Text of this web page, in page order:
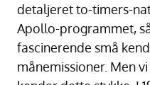
detaljeret to-timers-
Apollo-programmet,
fascinerende små
månemissioner. Men